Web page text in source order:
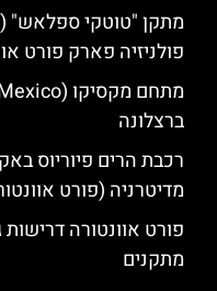
פולניזיה פארק פורט
ברצלונה
מדיטרניה (פורט
פורט אוונטורה
מתקנים